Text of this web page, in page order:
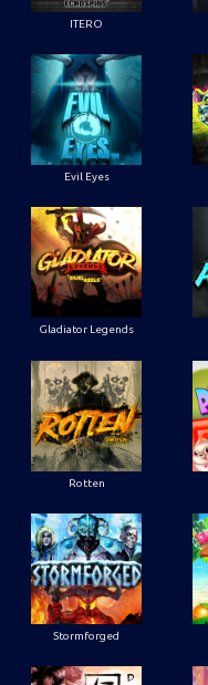
ITERO
Evil Eyes
Gladiator Legends
Rotten
Stormforged